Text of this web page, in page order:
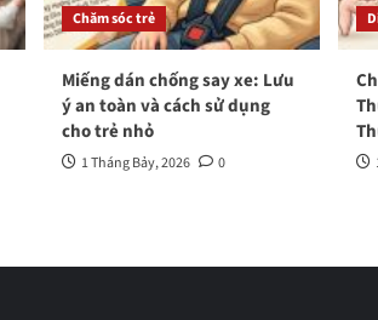
Chăm sóc trẻ
Miếng dán chống say xe: Lưu
ý an toàn và cách sử dụng
cho trẻ nhỏ
1 Tháng Bảy, 2026 0